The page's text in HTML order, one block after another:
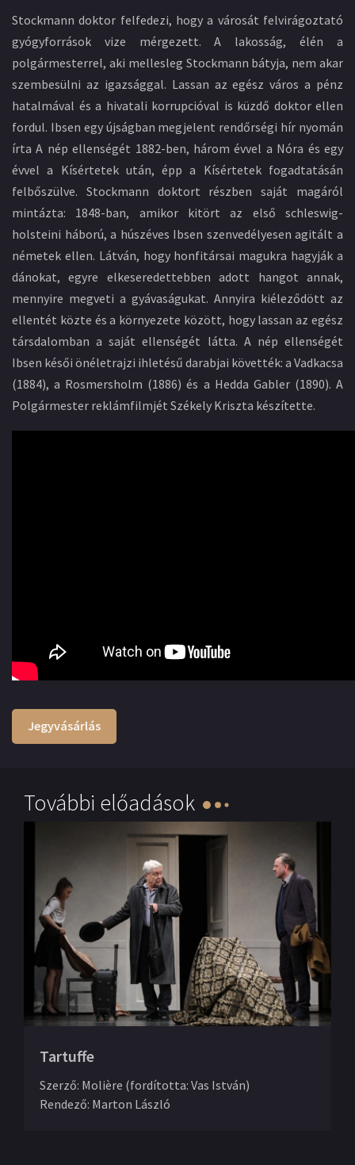
Stockmann doktor felfedezi, hogy a városát felvirágoztató
gyógyforrások vize mérgezett. A lakosság, élén a
polgármesterrel, aki mellesleg Stockmann bátyja, nem akar
szembesülni az igazsággal. Lassan az egész város a pénz
hatalmával és a hivatali korrupcióval is küzdő doktor ellen
fordul. Ibsen egy újságban megjelent rendőrségi hír nyomán
írta A nép ellenségét 1882-ben, három évvel a Nóra és egy
évvel a Kísértetek után, épp a Kísértetek fogadtatásán
felbőszülve. Stockmann doktort részben saját magáról
mintázta: 1848-ban, amikor kitört az első schleswig-
holsteini háború, a húszéves Ibsen szenvedélyesen agitált a
németek ellen. Látván, hogy honfitársai magukra hagyják a
dánokat, egyre elkeseredettebben adott hangot annak,
mennyire megveti a gyávaságukat. Annyira kiéleződött az
ellentét közte és a környezete között, hogy lassan az egész
társdalomban a saját ellenségét látta. A nép ellenségét
Ibsen késői önéletrajzi ihletésű darabjai követték: a Vadkacsa
(1884), a Rosmersholm (1886) és a Hedda Gabler (1890). A
Polgármester reklámfilmjét Székely Kriszta készítette.
Jegyvásárlás
További előadások
Tartuffe
Szerző: Molière (fordította: Vas István)
Rendező: Marton László